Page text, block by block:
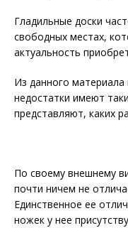
Гладильные доски
свободных местах,
актуальность
Из данного
недостатки имеют
представляют, каких
По своему внешнему
почти ничем не
Единственное ее
ножек у нее